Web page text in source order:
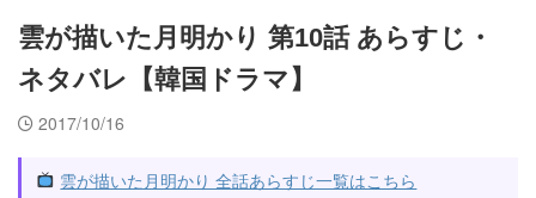
雲が描いた月明かり 第10話 あらすじ・
ネタバレ【韓国ドラマ】
2017/10/16
雲が描いた月明かり 全話あらすじ一覧はこちら